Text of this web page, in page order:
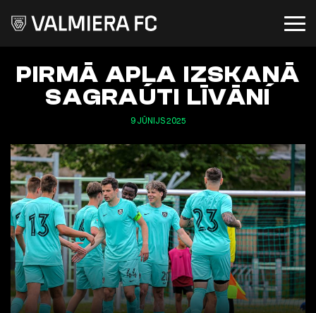
PIRMĀ APĻA IZSKAŅĀ
SAGRAUTI LĪVĀNI
9 JŪNIJS 2025